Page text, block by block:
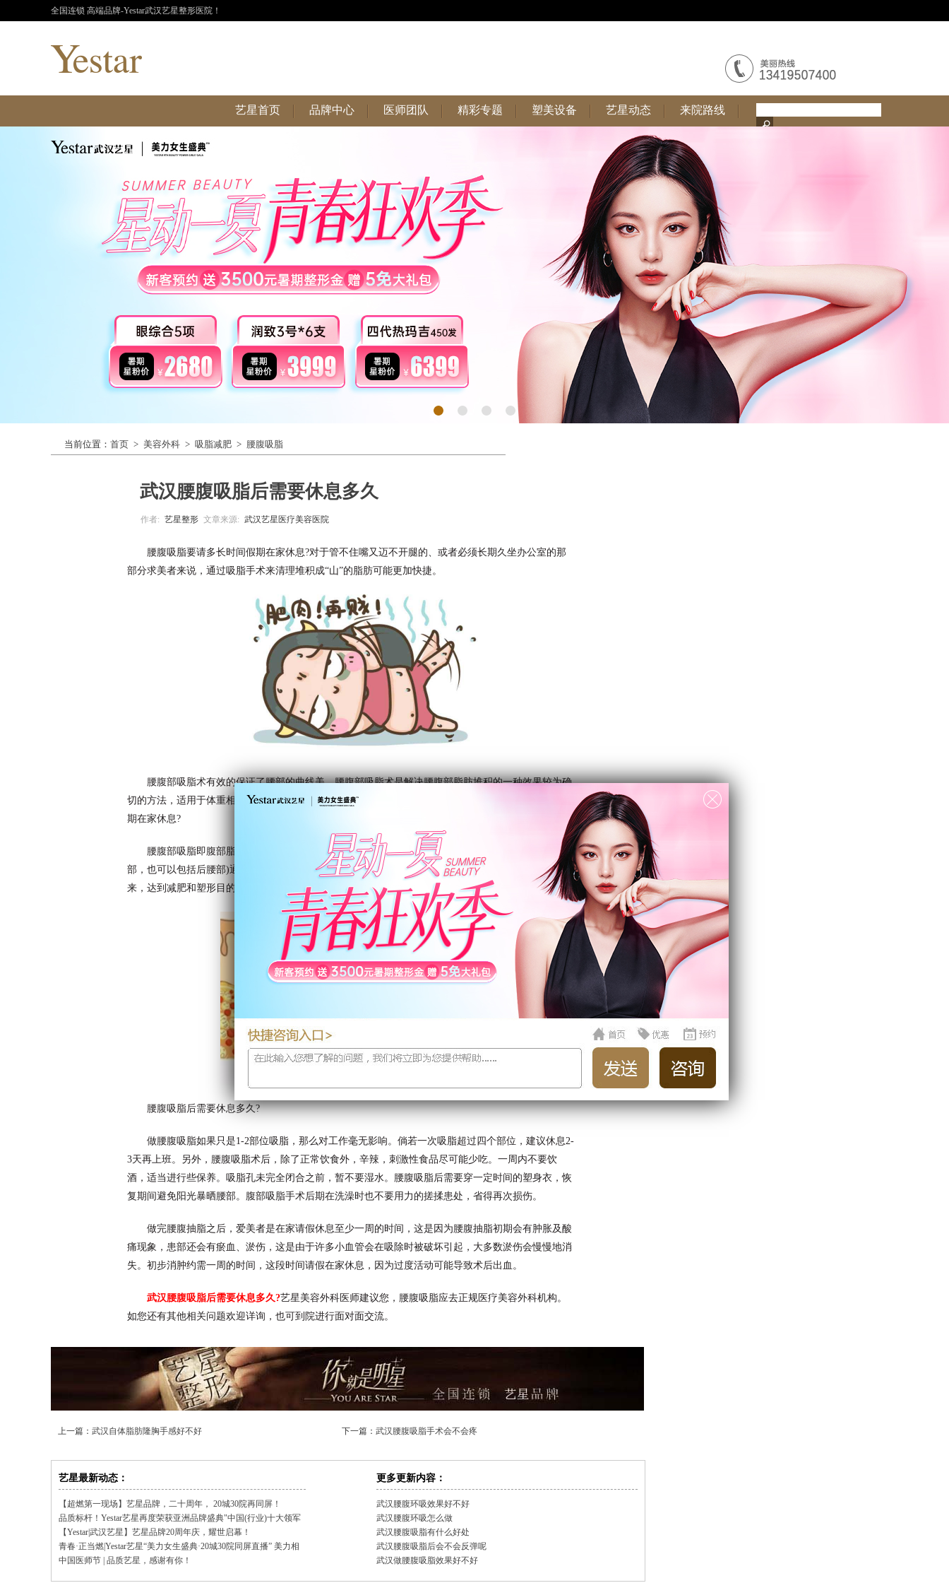
全国连锁 高端品牌-Yestar武汉艺星整形医院！
艺星首页 品牌中心 医师团队 精彩专题 塑美设备 艺星动态 来院路线
当前位置： 首页 > 美容外科 > 吸脂减肥 > 腰腹吸脂
武汉腰腹吸脂后需要休息多久
作者: 艺星整形 文章来源: 武汉艺星医疗美容医院
腰腹吸脂要请多长时间假期在家休息?对于管不住嘴又迈不开腿的、或者必须长期久坐办公室的那
部分求美者来说，通过吸脂手术来清理堆积成“山”的脂肪可能更加快捷。
腰腹部吸脂术有效的保证了腰部的曲线美。腰腹部吸脂术是解决腰腹部脂肪堆积的一种效果较为确
切的方法，适用于体重相对正常，很多人关心的腰腹吸脂多久消肿见到效果?腰腹吸脂要请多长时间假
期在家休息?
腰腹部吸脂即腹部脂肪抽吸术，是在腹部(包括上腹部也称胃脘部、下腹部也称小肚子，及双侧腰
部，也可以包括后腰部)通过手术又称闭式减肥手术的方法将沉积于上述部位深、浅层的皮下脂肪抽吸出
来，达到减肥和塑形目的的一种方法。
腰腹吸脂后需要休息多久?
做腰腹吸脂如果只是1-2部位吸脂，那么对工作毫无影响。倘若一次吸脂超过四个部位，建议休息2-
3天再上班。另外，腰腹吸脂术后，除了正常饮食外，辛辣，刺激性食品尽可能少吃。一周内不要饮
酒，适当进行些保养。吸脂孔未完全闭合之前，暂不要湿水。腰腹吸脂后需要穿一定时间的塑身衣，恢
复期间避免阳光暴晒腰部。腹部吸脂手术后期在洗澡时也不要用力的搓揉患处，省得再次损伤。
做完腰腹抽脂之后，爱美者是在家请假休息至少一周的时间，这是因为腰腹抽脂初期会有肿胀及酸
痛现象，患部还会有瘀血、淤伤，这是由于许多小血管会在吸除时被破坏引起，大多数淤伤会慢慢地消
失。初步消肿约需一周的时间，这段时间请假在家休息，因为过度活动可能导致术后出血。
武汉腰腹吸脂后需要休息多久?艺星美容外科医师建议您，腰腹吸脂应去正规医疗美容外科机构。
如您还有其他相关问题欢迎详询，也可到院进行面对面交流。
上一篇： 武汉自体脂肪隆胸手感好不好 下一篇： 武汉腰腹吸脂手术会不会疼
艺星最新动态：
【超燃第一现场】艺星品牌，二十周年， 20城30院再同屏！
品质标杆！Yestar艺星再度荣获亚洲品牌盛典"中国(行业)十大领军
品牌"
【Yestar|武汉艺星】艺星品牌20周年庆，耀世启幕！
青春·正当燃|Yestar艺星“美力女生盛典·20城30院同屏直播” 美力相
聚，品质同行！
中国医师节 | 品质艺星，感谢有你！
更多更新内容：
武汉腰腹环吸效果好不好
武汉腰腹环吸怎么做
武汉腰腹吸脂有什么好处
武汉腰腹吸脂后会不会反弹呢
武汉做腰腹吸脂效果好不好